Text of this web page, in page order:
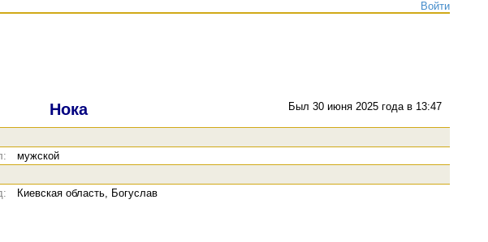
Войти
Был 30 июня 2025 года в 13:47
Нока
мужской
Киевская область, Богуслав